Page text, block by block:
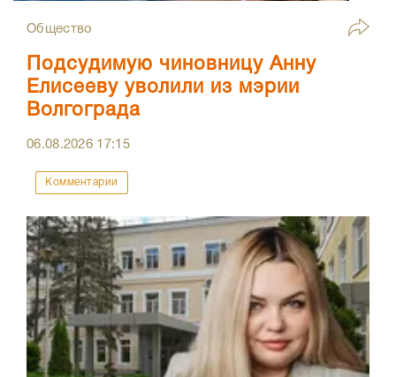
Общество
Подсудимую чиновницу Анну
Елисееву уволили из мэрии
Волгограда
06.08.2026 17:15
Комментарии